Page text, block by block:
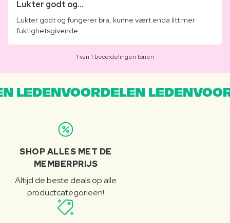
Lukter godt og...
Lukter godt og fungerer bra, kunne vært enda litt mer
fuktighetsgivende
1 van 1 beoordelingen tonen
LEDENVOORDELEN
SHOP ALLES MET DE
MEMBERPRIJS
Altijd de beste deals op alle
productcategorieën!